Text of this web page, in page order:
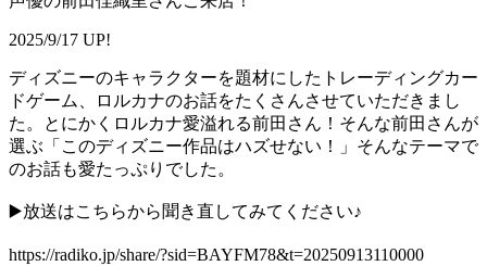
2025/9/17 UP!
ディズニーのキャラクターを題材にしたトレーディングカー
ドゲーム、ロルカナのお話をたくさんさせていただきまし
た。とにかくロルカナ愛溢れる前田さん！そんな前田さんが
選ぶ「このディズニー作品はハズせない！」そんなテーマで
のお話も愛たっぷりでした。
▶️放送はこちらから聞き直してみてください♪
https://radiko.jp/share/?sid=BAYFM78&t=20250913110000